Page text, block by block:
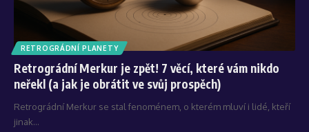
RETROGRÁDNÍ PLANETY
Retrográdní Merkur je zpět! 7 věcí, které vám nikdo
neřekl (a jak je obrátit ve svůj prospěch)
Retrográdní Merkur se stal fenoménem, o kterém mluví i lidé, kteří
jinak…